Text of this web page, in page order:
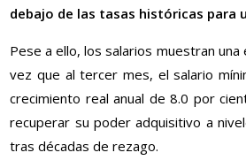
debajo de las tasas históricas para
Pese a ello, los salarios muestran
vez que al tercer mes, el salario
crecimiento real anual de 8.0 por
recuperar su poder adquisitivo a
tras décadas de rezago.